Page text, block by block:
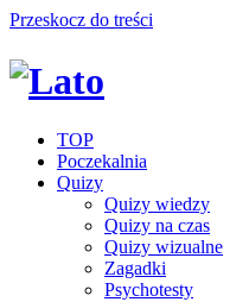
Przeskocz do treści
TOP
Poczekalnia
Quizy
Quizy wiedzy
Quizy na czas
Quizy wizualne
Zagadki
Psychotesty